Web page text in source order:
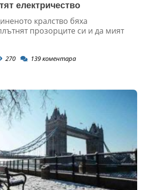
електричество
кралство бяха
прозорците си и да мият
270 139коментара